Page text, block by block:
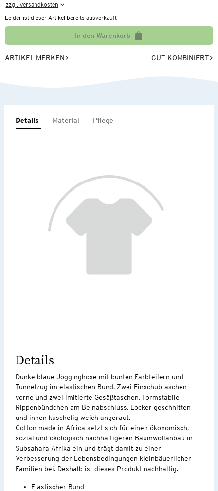
zzgl. Versandkosten
Leider ist dieser Artikel bereits ausverkauft
In den Warenkorb
ARTIKEL MERKEN GUT KOMBINIERT
Details Material Pflege
Details
Dunkelblaue Jogginghose mit bunten Farbteilern und
Tunnelzug im elastischen Bund. Zwei Einschubtaschen
vorne und zwei imitierte Gesäßtaschen. Formstabile
Rippenbündchen am Beinabschluss. Locker geschnitten
und innen kuschelig weich angeraut.
Cotton made in Africa setzt sich für einen ökonomisch,
sozial und ökologisch nachhaltigeren Baumwollanbau in
Subsahara-Afrika ein und trägt damit zu einer
Verbesserung der Lebensbedingungen kleinbäuerlicher
Familien bei. Deshalb ist dieses Produkt nachhaltig.
Elastischer Bund